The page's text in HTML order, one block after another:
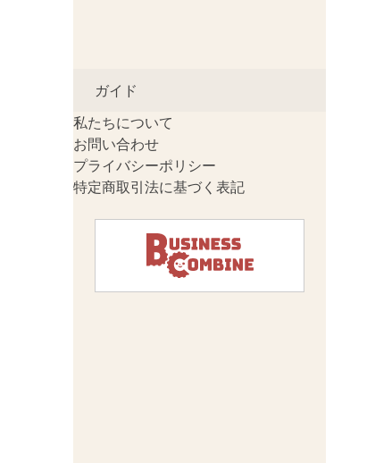
ガイド
私たちについて
お問い合わせ
プライバシーポリシー
特定商取引法に基づく表記